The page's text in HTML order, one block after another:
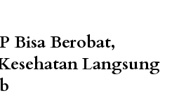
Bisa Berobat,
Langsung